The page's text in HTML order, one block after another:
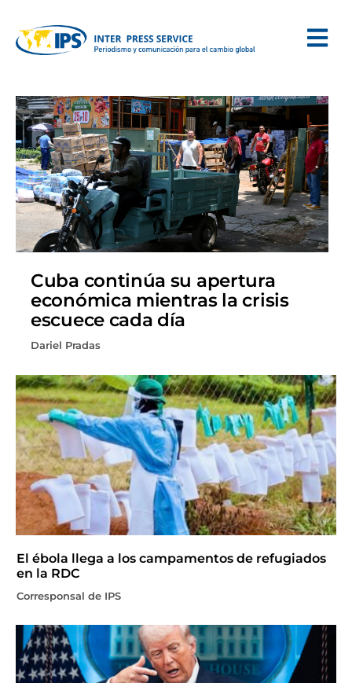
Cuba continúa su apertura
económica mientras la crisis
escuece cada día
Dariel Pradas
El ébola llega a los campamentos de refugiados
en la RDC
Corresponsal de IPS